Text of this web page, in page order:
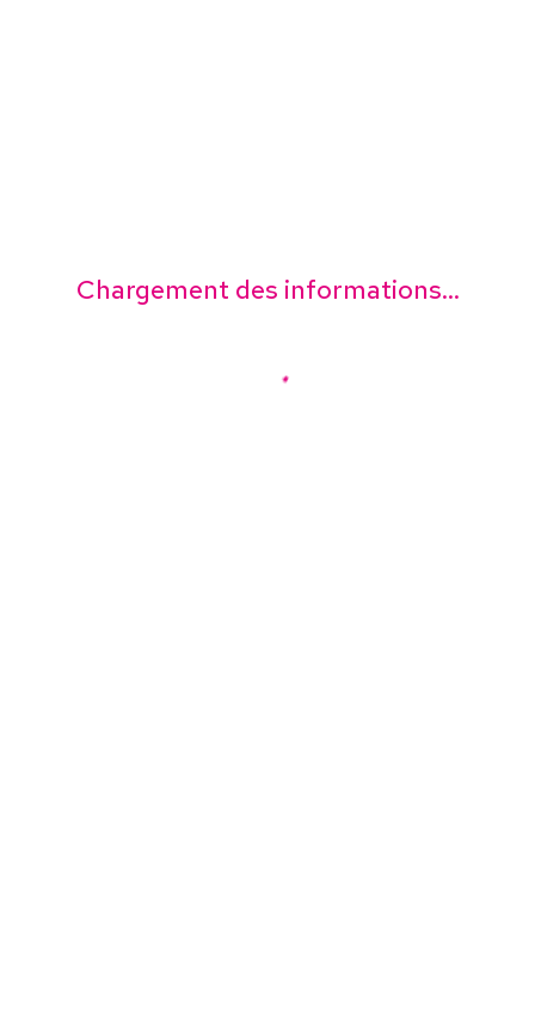
Chargement des informations...